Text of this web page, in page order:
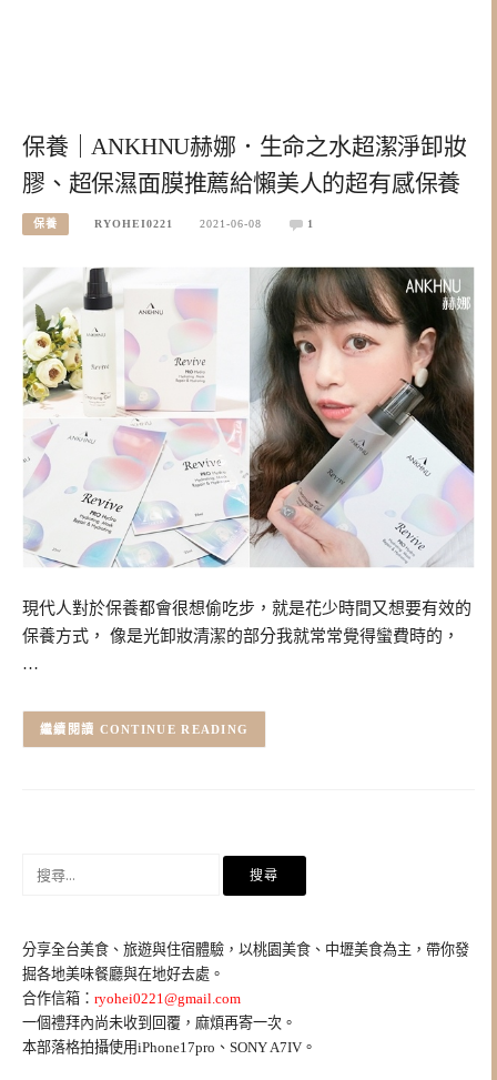
保養｜ANKHNU赫娜．生命之水超潔淨卸妝
膠、超保濕面膜推薦給懶美人的超有感保養
保養 RYOHEI0221 2021-06-08 1
現代人對於保養都會很想偷吃步，就是花少時間又想要有效的
保養方式， 像是光卸妝清潔的部分我就常常覺得蠻費時的，
…
CONTINUE READING
字:
分享全台美食、旅遊與住宿體驗，以桃園美食、中壢美食為主，帶你發
掘各地美味餐廳與在地好去處。
合作信箱： ryohei0221@gmail.com
一個禮拜內尚未收到回覆，麻煩再寄一次。
本部落格拍攝使用iPhone17pro、SONY A7IV。